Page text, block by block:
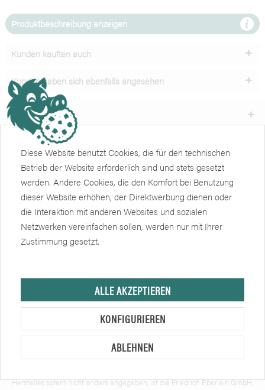
Korn 180, 100 Stück /
Pack
100
Pack
Produktbeschreibung anzeigen
Kunden kauften auch
Kunden haben sich ebenfalls angesehen
Unser Service
Informationen
Weiteres
Newsletter
Hersteller, sofern nicht anders angegeben, ist die Friedrich Eberlein GmbH.
Diese Website benutzt Cookies, die für den technischen
Betrieb der Website erforderlich sind und stets gesetzt
werden. Andere Cookies, die den Komfort bei Benutzung
dieser Website erhöhen, der Direktwerbung dienen oder
die Interaktion mit anderen Websites und sozialen
Netzwerken vereinfachen sollen, werden nur mit Ihrer
Zustimmung gesetzt.
ALLE AKZEPTIEREN
KONFIGURIEREN
ABLEHNEN